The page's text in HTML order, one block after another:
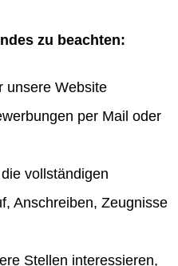
zu beachten:
unsere Website
per Mail oder
vollständigen
Anschreiben, Zeugnisse
Stellen interessieren,